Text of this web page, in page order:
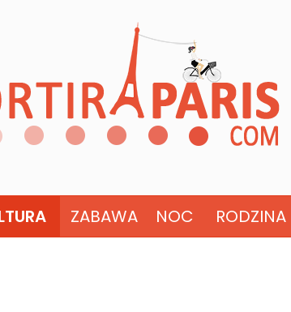
ZABAWA NOC RODZINA